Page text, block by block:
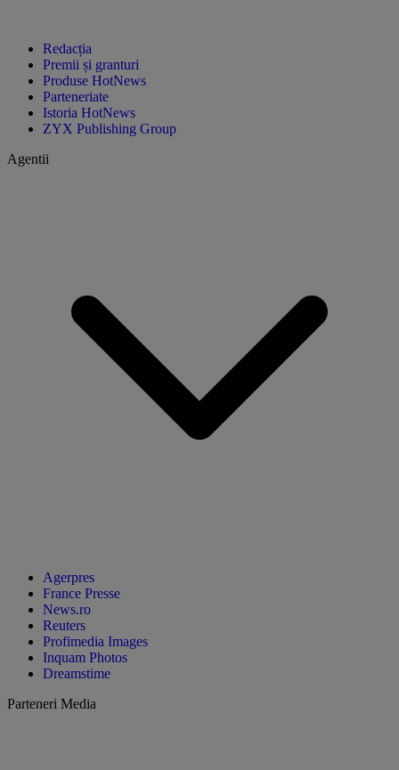
Redacția
Premii și granturi
Produse HotNews
Parteneriate
Istoria HotNews
ZYX Publishing Group
Agentii
Agerpres
France Presse
News.ro
Reuters
Profimedia Images
Inquam Photos
Dreamstime
Parteneri Media